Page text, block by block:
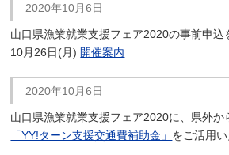
2020年10月6日
山口県漁業就業支援フェア2020の事前申込
10月26日(月) 開催案内
2020年10月6日
山口県漁業就業支援フェア2020に、県外か
「YY!ターン支援交通費補助金」 をご活用い